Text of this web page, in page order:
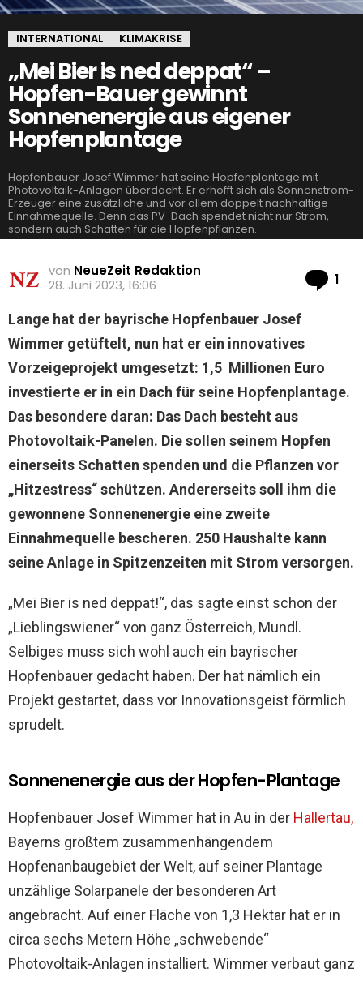
INTERNATIONAL KLIMAKRISE
„Mei Bier is ned deppat“ –
Hopfen-Bauer gewinnt
Sonnenenergie aus eigener
Hopfenplantage
Hopfenbauer Josef Wimmer hat seine Hopfenplantage mit
Photovoltaik-Anlagen überdacht. Er erhofft sich als Sonnenstrom-
Erzeuger eine zusätzliche und vor allem doppelt nachhaltige
Einnahmequelle. Denn das PV-Dach spendet nicht nur Strom,
sondern auch Schatten für die Hopfenpflanzen.
von NeueZeit Redaktion
28. Juni 2023, 16:06
1
Lange hat der bayrische Hopfenbauer Josef
Wimmer getüftelt, nun hat er ein innovatives
Vorzeigeprojekt umgesetzt: 1,5 Millionen Euro
investierte er in ein Dach für seine Hopfenplantage.
Das besondere daran: Das Dach besteht aus
Photovoltaik-Panelen. Die sollen seinem Hopfen
einerseits Schatten spenden und die Pflanzen vor
„Hitzestress“ schützen. Andererseits soll ihm die
gewonnene Sonnenenergie eine zweite
Einnahmequelle bescheren. 250 Haushalte kann
seine Anlage in Spitzenzeiten mit Strom versorgen.
„Mei Bier is ned deppat!“, das sagte einst schon der
„Lieblingswiener“ von ganz Österreich, Mundl.
Selbiges muss sich wohl auch ein bayrischer
Hopfenbauer gedacht haben. Der hat nämlich ein
Projekt gestartet, dass vor Innovationsgeist förmlich
sprudelt.
Sonnenenergie aus der Hopfen-Plantage
Hopfenbauer Josef Wimmer hat in Au in der Hallertau,
Bayerns größtem zusammenhängendem
Hopfenanbaugebiet der Welt, auf seiner Plantage
unzählige Solarpanele der besonderen Art
angebracht. Auf einer Fläche von 1,3 Hektar hat er in
circa sechs Metern Höhe „schwebende“
Photovoltaik-Anlagen installiert. Wimmer verbaut ganz